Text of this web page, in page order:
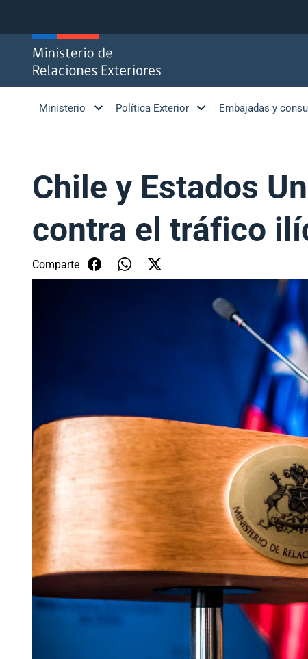
Ministerio Política Exterior Embajadas y
Chile y Estados
contra el tráfico
Comparte